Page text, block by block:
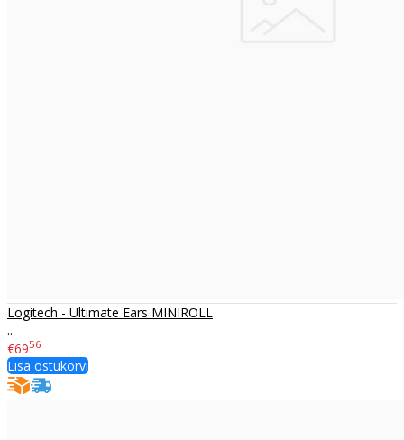
Logitech - Ultimate Ears MINIROLL
..
€6956
Lisa ostukorvi